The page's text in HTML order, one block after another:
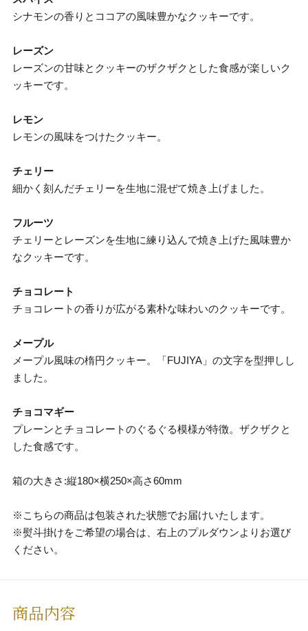
シナモンの香りとココアの風味豊かなクッキーです。
レーズン
レーズンの甘味とクッキーのザクザクとした食感が楽しいク
ッキーです。
レモン
レモンの風味をつけたクッキー。
チェリー
細かく刻んだチェリーを生地に混ぜて焼き上げました。
フルーツ
チェリーとレーズンを生地に練り込んで焼き上げた風味豊か
なクッキーです。
チョコレート
チョコレートの香りが広がる素朴な味わいのクッキーです。
メープル
メープル風味の楕円クッキー。「FUJIYA」の文字を型押しし
ました。
チョコマギー
プレーンとチョコレートのぐるぐる模様が特徴。ザクザクと
した食感です。
箱の大きさ:縦180×横250×高さ60mm
※こちらの商品は包装された状態でお届けいたします。
※熨斗掛けをご希望の場合は、右上のプルダウンよりお選び
ください。
商品内容